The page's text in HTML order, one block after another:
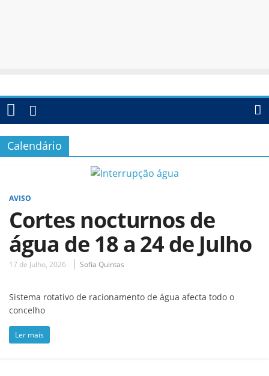
Calendário
AVISO
Cortes nocturnos de
água de 18 a 24 de Julho
17 de Julho, 2026 Sofia Quintas
Sistema rotativo de racionamento de água afecta todo o
concelho
Ler mais